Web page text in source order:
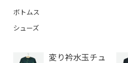
ボトムス
シューズ
変り衿水玉チュ